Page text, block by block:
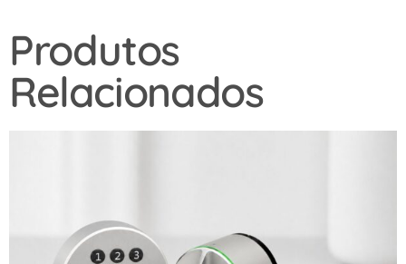
Produtos
Relacionados